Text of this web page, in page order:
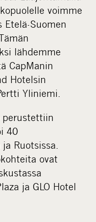
voimme
Suomen
lähdemme
CapManin
Hotelsin
Yliniemi.
perustettiin
40
Ruotsissa.
ovat
ja GLO Hotel